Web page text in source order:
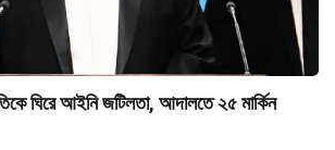
ঘিরে আইনি জটিলতা, আদালতে ২৫ মার্কিন